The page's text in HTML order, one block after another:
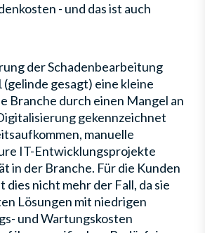
- und das ist auch
der Schadenbearbeitung
(gelinde gesagt) eine kleine
Branche durch einen Mangel an
gekennzeichnet
manuelle
IT-Entwicklungsprojekte
in der Branche. Für die Kunden
dies nicht mehr der Fall, da sie
Lösungen mit niedrigen
und Wartungskosten